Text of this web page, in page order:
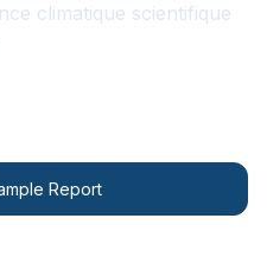
climatique scientifique
Report